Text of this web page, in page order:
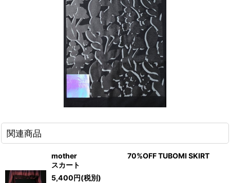
関連商品
mother 70%OFF TUBOMI SKIRT
スカート
5,400円(税別)